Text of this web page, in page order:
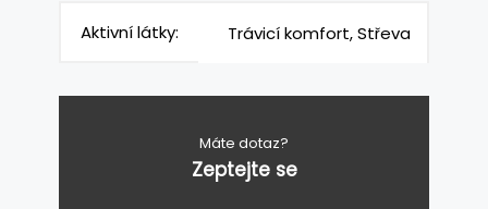
Aktivní látky: Trávicí komfort, Střeva
Máte dotaz?
Zeptejte se